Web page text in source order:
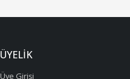
ÜYELIK
Üye Girişi